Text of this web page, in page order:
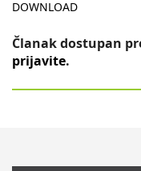
DOWNLOAD
Članak dostupan
prijavite.